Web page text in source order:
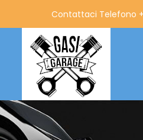
Contattaci Telefono